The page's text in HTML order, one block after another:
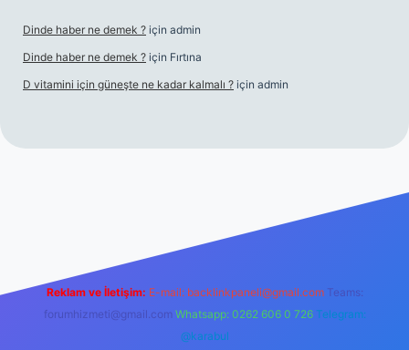
Dinde haber ne demek ? için admin
Dinde haber ne demek ? için Fırtına
D vitamini için güneşte ne kadar kalmalı ? için admin
Reklam ve İletişim: E-mail: backlinkpaneli@gmail.com Teams:
forumhizmeti@gmail.com Whatsapp: 0262 606 0 726 Telegram:
@karabul